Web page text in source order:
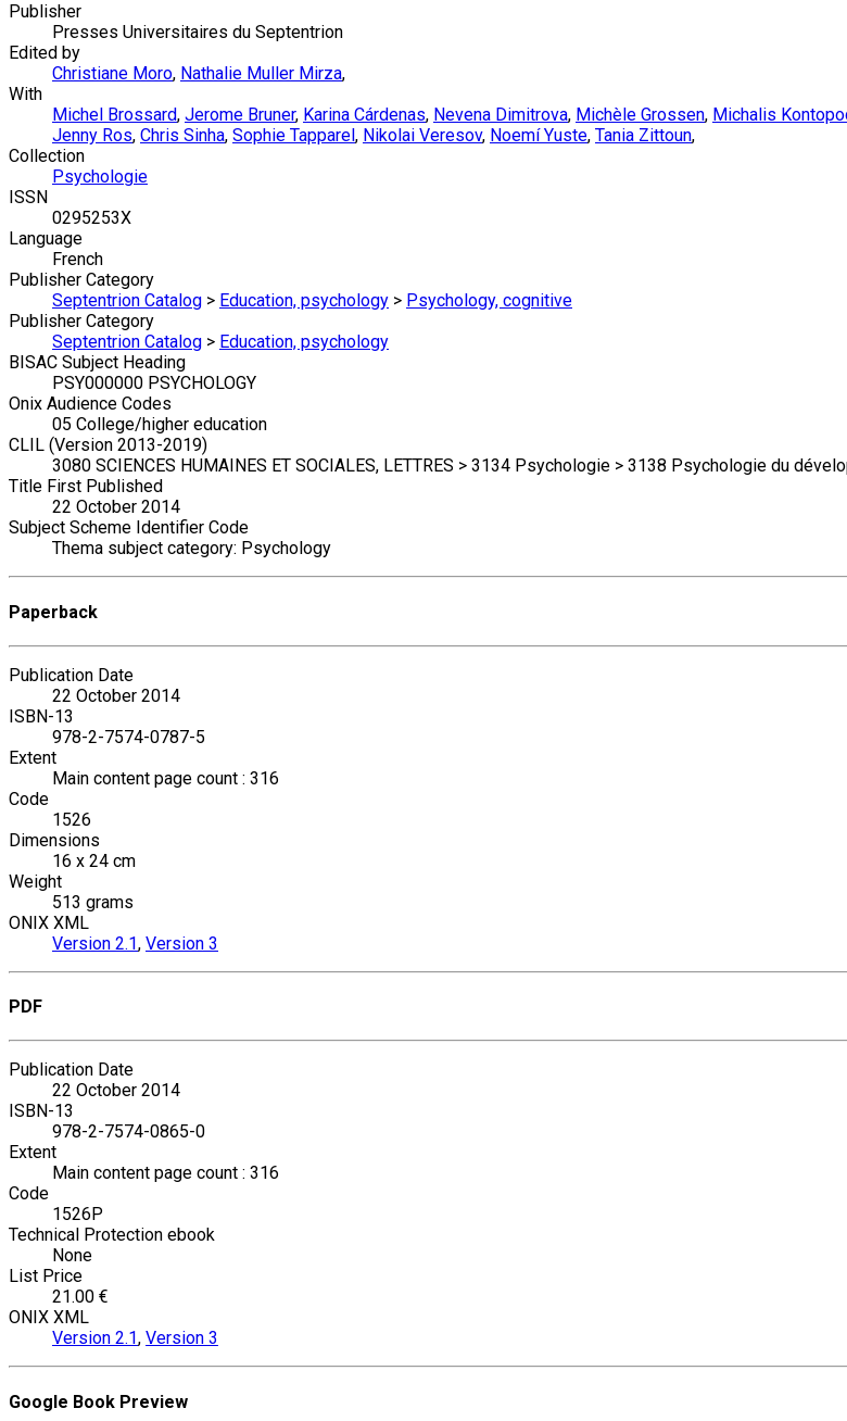
Publisher
Presses Universitaires du Septentrion
Edited by
Christiane Moro, Nathalie Muller Mirza,
With
Michel Brossard, Jerome Bruner, Karina Cárdenas, Nevena Dimitrova, Michèle Grossen, Michalis
Jenny Ros, Chris Sinha, Sophie Tapparel , Nikolai Veresov, Noemí Yuste, Tania Zittoun,
Collection
Psychologie
ISSN
0295253X
Language
French
Publisher Category
Septentrion Catalog > Education, psychology > Psychology, cognitive
Publisher Category
Septentrion Catalog > Education, psychology
BISAC Subject Heading
PSY000000 PSYCHOLOGY
Onix Audience Codes
05 College/higher education
CLIL (Version 2013-2019)
3080 SCIENCES HUMAINES ET SOCIALES, LETTRES > 3134 Psychologie > 3138 Psychologie du
Title First Published
22 October 2014
Subject Scheme Identifier Code
Thema subject category: Psychology
Paperback
Publication Date
22 October 2014
ISBN-13
978-2-7574-0787-5
Extent
Main content page count : 316
Code
1526
Dimensions
16 x 24 cm
Weight
513 grams
ONIX XML
Version 2.1, Version 3
PDF
Publication Date
22 October 2014
ISBN-13
978-2-7574-0865-0
Extent
Main content page count : 316
Code
1526P
Technical Protection ebook
None
List Price
21.00 €
ONIX XML
Version 2.1, Version 3
Google Book Preview